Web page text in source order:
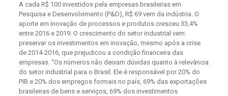
A cada R$ 100 investidos pela empresas brasileiras em
Pesquisa e Desenvolvimento (P&D), R$ 69 vem da indústria. O
aporte em inovação de processos e produtos cresceu 33,4%
entre 2016 e 2019. O crescimento do setor industrial vem
preservar os investimentos em inovação, mesmo após a crise
de 2014-2016, que prejudicou a condição financeira das
empresas. “Os números não deixam dúvidas quanto à relevância
do setor industrial para o Brasil. Ele é responsável por 20% do
PIB e 20% dos empregos formais no país, 69% das exportações
brasileiras de bens e serviços, 69% dos investimentos